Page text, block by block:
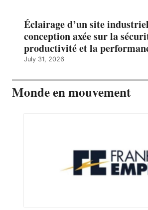
Éclairage d’un site
conception axée sur la
productivité et la
July 31, 2026
Monde en mouvement